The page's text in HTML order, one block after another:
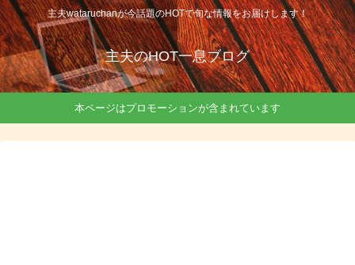
主夫wataruchanが今話題のHOTで旬な情報をお届けします！
主夫のHOT一息ブログ
本ページはプロモーションが含まれています